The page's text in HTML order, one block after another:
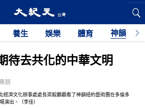
養生 娛樂 體育 神韻 利
待去共化的中華文明
題